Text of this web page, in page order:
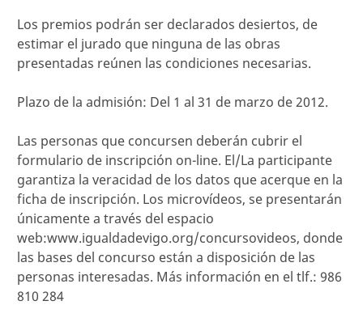
Los premios podrán ser declarados desiertos, de
estimar el jurado que ninguna de las obras
presentadas reúnen las condiciones necesarias.
Plazo de la admisión: Del 1 al 31 de marzo de 2012.
Las personas que concursen deberán cubrir el
formulario de inscripción on-line. El/La participante
garantiza la veracidad de los datos que acerque en la
ficha de inscripción. Los microvídeos, se presentarán
únicamente a través del espacio
web:www.igualdadevigo.org/concursovideos, donde
las bases del concurso están a disposición de las
personas interesadas. Más información en el tlf.: 986
810 284